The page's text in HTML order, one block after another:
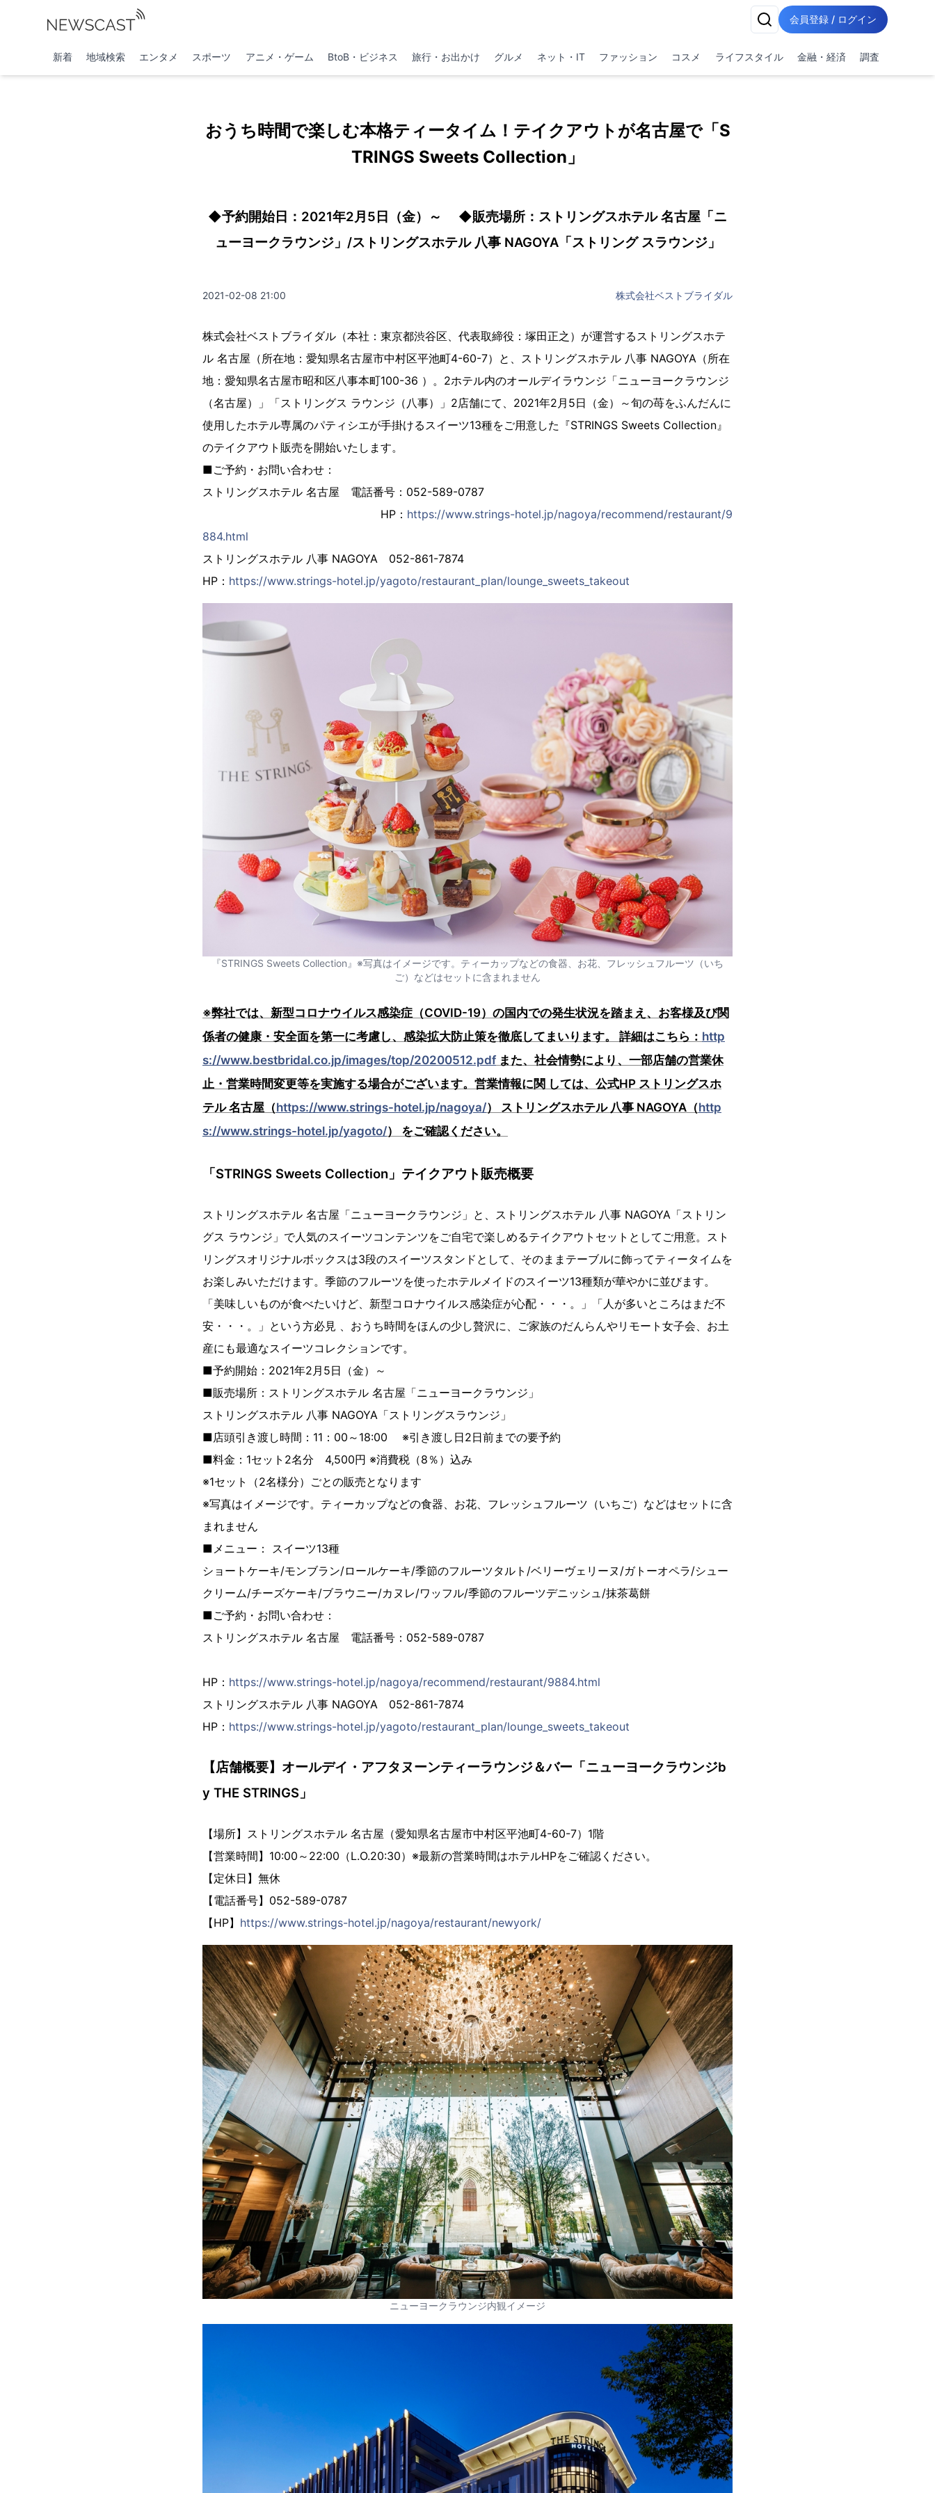
会員登録 / ログイン
新着 地域検索 エンタメ スポーツ アニメ・ゲーム BtoB・ビジネス 旅行・お出かけ グルメ ネット・IT ファッション コスメ ライフスタイル 金融・経済 調査
おうち時間で楽しむ本格ティータイム！テイクアウトが名古屋で「S
TRINGS Sweets Collection」
◆予約開始日：2021年2月5日（金）～ ◆販売場所：ストリングスホテル 名古屋「ニ
ューヨークラウンジ」/ストリングスホテル 八事 NAGOYA「ストリング スラウンジ」
2021-02-08 21:00 株式会社ベストブライダル
株式会社ベストブライダル（本社：東京都渋谷区、代表取締役：塚田正之）が運営するストリングスホテ
ル 名古屋（所在地：愛知県名古屋市中村区平池町4-60-7）と、ストリングスホテル 八事 NAGOYA（所在
地：愛知県名古屋市昭和区八事本町100-36 ）。2ホテル内のオールデイラウンジ「ニューヨークラウンジ
（名古屋）」「ストリングス ラウンジ（八事）」2店舗にて、2021年2月5日（金）～旬の苺をふんだんに
使用したホテル専属のパティシエが手掛けるスイーツ13種をご用意した『STRINGS Sweets Collection』
のテイクアウト販売を開始いたします。
■ご予約・お問い合わせ：
ストリングスホテル 名古屋 電話番号：052-589-0787
HP： https://www.strings-hotel.jp/nagoya/recommend/restaurant/9
884.html
ストリングスホテル 八事 NAGOYA 052-861-7874
HP： https://www.strings-hotel.jp/yagoto/restaurant_plan/lounge_sweets_takeout
『STRINGS Sweets Collection』※写真はイメージです。ティーカップなどの食器、お花、フレッシュフルーツ（いち
ご）などはセットに含まれません
※弊社では、新型コロナウイルス感染症（COVID-19）の国内での発生状況を踏まえ、お客様及び関
係者の健康・安全面を第一に考慮し、感染拡大防止策を徹底してまいります。 詳細はこちら： http
s://www.bestbridal.co.jp/images/top/20200512.pdfまた、社会情勢により、一部店舗の営業休
止・営業時間変更等を実施する場合がございます。営業情報に関 しては、公式HP ストリングスホ
テル 名古屋（https://www.strings-hotel.jp/nagoya/） ストリングスホテル 八事 NAGOYA（http
s://www.strings-hotel.jp/yagoto/） をご確認ください。
「STRINGS Sweets Collection」テイクアウト販売概要
ストリングスホテル 名古屋「ニューヨークラウンジ」と、ストリングスホテル 八事 NAGOYA「ストリン
グス ラウンジ」で人気のスイーツコンテンツをご自宅で楽しめるテイクアウトセットとしてご用意。スト
リングスオリジナルボックスは3段のスイーツスタンドとして、そのままテーブルに飾ってティータイムを
お楽しみいただけます。季節のフルーツを使ったホテルメイドのスイーツ13種類が華やかに並びます。
「美味しいものが食べたいけど、新型コロナウイルス感染症が心配・・・。」「人が多いところはまだ不
安・・・。」という方必見 、おうち時間をほんの少し贅沢に、ご家族のだんらんやリモート女子会、お土
産にも最適なスイーツコレクションです。
■予約開始：2021年2月5日（金）～
■販売場所：ストリングスホテル 名古屋「ニューヨークラウンジ」
ストリングスホテル 八事 NAGOYA「ストリングスラウンジ」
■店頭引き渡し時間：11：00～18:00 ※引き渡し日2日前までの要予約
■料金：1セット2名分 4,500円 ※消費税（8％）込み
※1セット（2名様分）ごとの販売となります
※写真はイメージです。ティーカップなどの食器、お花、フレッシュフルーツ（いちご）などはセットに含
まれません
■メニュー： スイーツ13種
ショートケーキ/モンブラン/ロールケーキ/季節のフルーツタルト/ベリーヴェリーヌ/ガトーオペラ/シュー
クリーム/チーズケーキ/ブラウニー/カヌレ/ワッフル/季節のフルーツデニッシュ/抹茶葛餅
■ご予約・お問い合わせ：
ストリングスホテル 名古屋 電話番号：052-589-0787
HP： https://www.strings-hotel.jp/nagoya/recommend/restaurant/9884.html
ストリングスホテル 八事 NAGOYA 052-861-7874
HP： https://www.strings-hotel.jp/yagoto/restaurant_plan/lounge_sweets_takeout
【店舗概要】オールデイ・アフタヌーンティーラウンジ＆バー「ニューヨークラウンジb
y THE STRINGS」
【場所】ストリングスホテル 名古屋（愛知県名古屋市中村区平池町4-60-7）1階
【営業時間】10:00～22:00（L.O.20:30）※最新の営業時間はホテルHPをご確認ください。
【定休日】無休
【電話番号】052-589-0787
【HP】 https://www.strings-hotel.jp/nagoya/restaurant/newyork/
ニューヨークラウンジ内観イメージ